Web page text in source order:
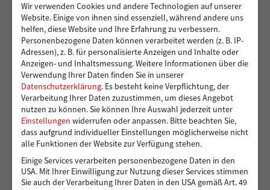
Sicher von A nach B für Peshmarga und Shvan
Ein sicherer Ort für Kinder, die viel zu früh
Verantwortung übernehmen – 14.000 Euro für die
Kindergruppen der Vereinigung Pestalozzi
Toben und Spielen: Bewegungsraum für die Kita
Eddelbüttelstraße in Harburg
Wir verwenden Cookies und andere Technologien auf unserer
Website. Einige von ihnen sind essenziell, während andere uns
helfen, diese Website und Ihre Erfahrung zu verbessern.
Personenbezogene Daten können verarbeitet werden (z. B. IP-
Adressen), z. B. für personalisierte Anzeigen und Inhalte oder
Anzeigen- und Inhaltsmessung.Weitere Informationen über die
Verwendung Ihrer Daten finden Sie in unserer
Datenschutzerklärung. Es besteht keine Verpflichtung, der
Verarbeitung Ihrer Daten zuzustimmen, um dieses Angebot
nutzen zu können.Sie können Ihre Auswahl jederzeit unter
Einstellungen widerrufen oder anpassen. Bitte beachten Sie,
dass aufgrund individueller Einstellungen möglicherweise nicht
alle Funktionen der Website zur Verfügung stehen.
Einige Services verarbeiten personenbezogene Daten in den
USA. Mit Ihrer Einwilligung zur Nutzung dieser Services stimmen
Sie auch der Verarbeitung Ihrer Daten in den USA gemäß Art. 49